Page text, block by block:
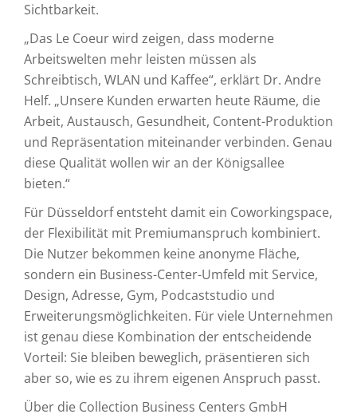
Sichtbarkeit.
„Das Le Coeur wird zeigen, dass moderne
Arbeitswelten mehr leisten müssen als
Schreibtisch, WLAN und Kaffee“, erklärt Dr. Andre
Helf. „Unsere Kunden erwarten heute Räume, die
Arbeit, Austausch, Gesundheit, Content-Produktion
und Repräsentation miteinander verbinden. Genau
diese Qualität wollen wir an der Königsallee
bieten.“
Für Düsseldorf entsteht damit ein Coworkingspace,
der Flexibilität mit Premiumanspruch kombiniert.
Die Nutzer bekommen keine anonyme Fläche,
sondern ein Business-Center-Umfeld mit Service,
Design, Adresse, Gym, Podcaststudio und
Erweiterungsmöglichkeiten. Für viele Unternehmen
ist genau diese Kombination der entscheidende
Vorteil: Sie bleiben beweglich, präsentieren sich
aber so, wie es zu ihrem eigenen Anspruch passt.
Über die Collection Business Centers GmbH